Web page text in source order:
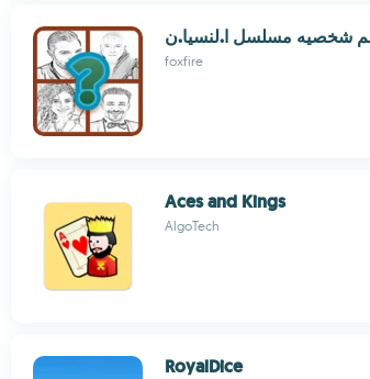
شخصيه مسلسل ا.لنسيا.ن
foxfire
Aces and Kings
AlgoTech
RoyalDice